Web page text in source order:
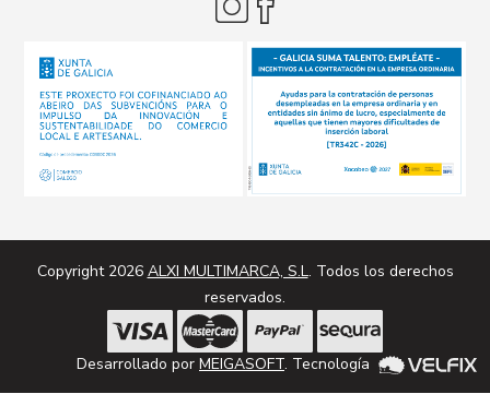
Copyright 2026 ALXI MULTIMARCA, S.L. Todos los derechos
reservados.
Desarrollado por MEIGASOFT. Tecnología